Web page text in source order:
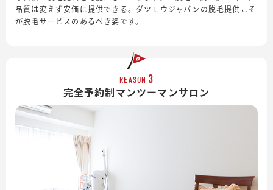
品質は変えず安価に提供できる。ダツモウジャパンの脱毛提供こそ
が脱毛サービスのあるべき姿です。
REASON 3
完全予約制マンツーマンサロン